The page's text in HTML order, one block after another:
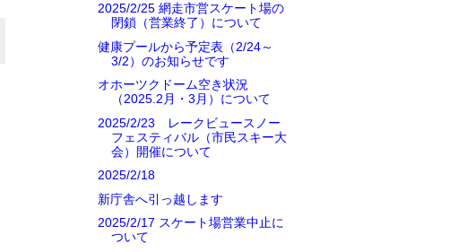
2025/2/25 網走市営スケート場の
閉鎖（営業終了）について
健康プールから予定表（2/24～
3/2）のお知らせです
オホーツクドーム空き状況
（2025.2月・3月）について
2025/2/23 レークビュースノー
フェスティバル（市民スキー大
会）開催について
2025/2/18
新庁舎へ引っ越します
2025/2/17 スケート場営業中止に
ついて